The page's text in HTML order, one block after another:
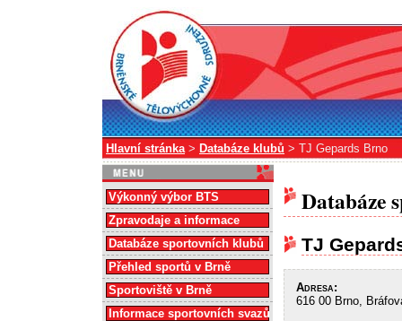
Hlavní stránka> Databáze klubů > TJ Gepards Brno
Databáze
TJ
Adresa:
616 00 Brno,
Výkonný výbor BTS
Zpravodaje a informace
Databáze sportovních klubů
Přehled sportů v Brně
Sportoviště v Brně
Informace sportovních svazů